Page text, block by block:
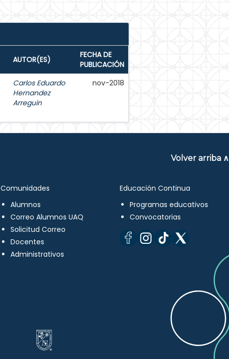
AUTOR(ES)
FECHA DE
PUBLICACIÓN
Carlos Eduardo
Hernandez
Arreguin
nov-2018
Volver arriba ∧
Comunidades
Alumnos
Correo Alumnos UAQ
Solicitud Correo
Docentes
Administrativos
Educación Continua
Programas educativos
Convocatorias